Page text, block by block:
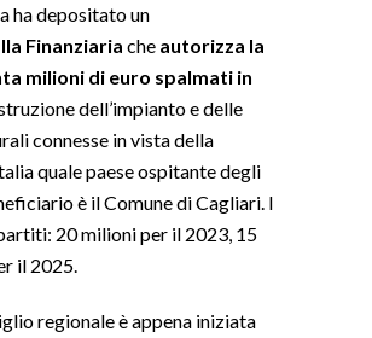
ha depositato un
Finanziaria che autorizza la
milioni di euro spalmati in
dell’impianto e delle
connesse in vista della
quale paese ospitante degli
è il Comune di Cagliari. I
20 milioni per il 2023, 15
il 2025.
regionale è appena iniziata